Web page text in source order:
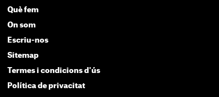
Què fem
On som
Escriu-nos
Sitemap
Termes i condicions d'ús
Política de privacitat